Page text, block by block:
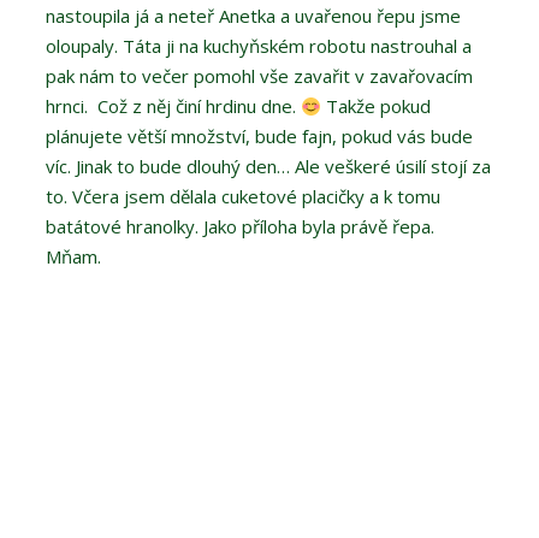
nastoupila já a neteř Anetka a uvařenou řepu jsme
oloupaly. Táta ji na kuchyňském robotu nastrouhal a
pak nám to večer pomohl vše zavařit v zavařovacím
hrnci. Což z něj činí hrdinu dne.
Takže pokud
plánujete větší množství, bude fajn, pokud vás bude
víc. Jinak to bude dlouhý den… Ale veškeré úsilí stojí za
to. Včera jsem dělala cuketové placičky a k tomu
batátové hranolky. Jako příloha byla právě řepa.
Mňam.